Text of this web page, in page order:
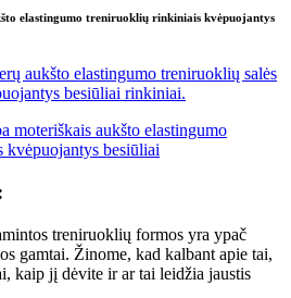
elastingumo treniruoklių rinkiniais kvėpuojantys
treniruoklių formos yra ypač
gamtai. Žinome, kad kalbant apie tai,
kaip jį dėvite ir ar tai leidžia jaustis